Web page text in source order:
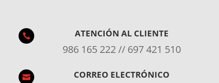
 ATENCIÓN AL CLIENTE
986 165 222 // 697 421 510
 CORREO ELECTRÓNICO